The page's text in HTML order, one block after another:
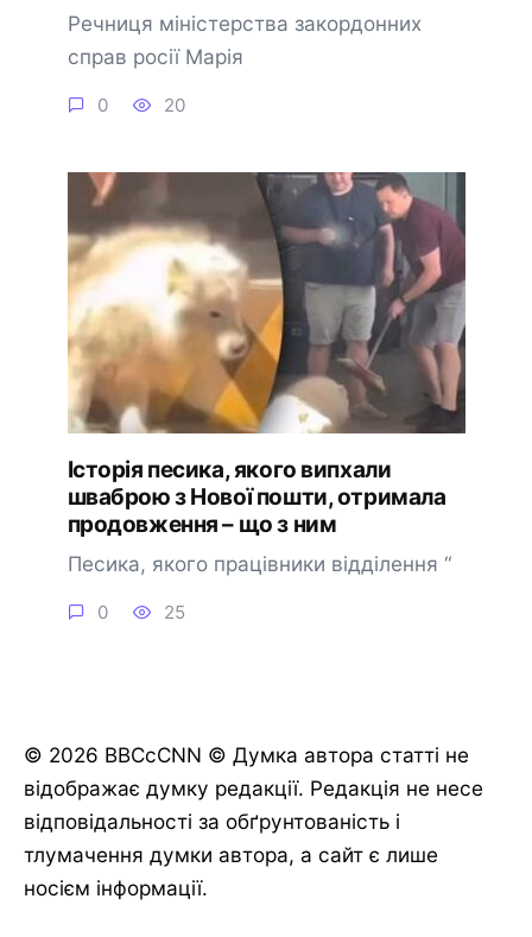
Речниця міністерства закордонних
справ росії Марія
0 20
Історія песика, якого випхали
шваброю з Нової пошти, отримала
продовження – що з ним
Песика, якого працівники відділення “
0 25
© 2026 BBCcCNN © Думка автора статті не
відображає думку редакції. Редакція не несе
відповідальності за обґрунтованість і
тлумачення думки автора, а сайт є лише
носієм інформації.